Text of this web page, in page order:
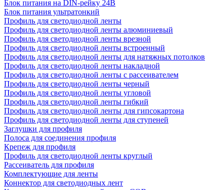
Блок питания на DIN-рейку 24В
Блок питания ультратонкий
Профиль для светодиодной ленты
Профиль для светодиодной ленты алюминиевый
Профиль для светодиодной ленты врезной
Профиль для светодиодной ленты встроенный
Профиль для светодиодной ленты для натяжных потолков
Профиль для светодиодной ленты накладной
Профиль для светодиодной ленты с рассеивателем
Профиль для светодиодной ленты черный
Профиль для светодиодной ленты угловой
Профиль для светодиодной ленты гибкий
Профиль для светодиодной ленты для гипсокартона
Профиль для светодиодной ленты для ступеней
Заглушки для профиля
Полоса для соединения профиля
Крепеж для профиля
Профиль для светодиодной ленты круглый
Рассеиватель для профиля
Комплектующие для ленты
Коннектор для светодиодных лент